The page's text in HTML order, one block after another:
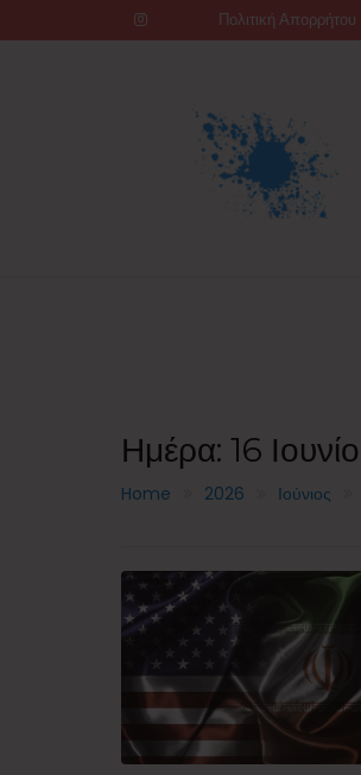
to
Πολιτική Απορρήτου
Ημέρα: 16
Home 2026 Ιούνιος